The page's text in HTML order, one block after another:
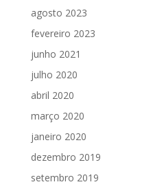
agosto 2023
fevereiro 2023
junho 2021
julho 2020
abril 2020
março 2020
janeiro 2020
dezembro 2019
setembro 2019